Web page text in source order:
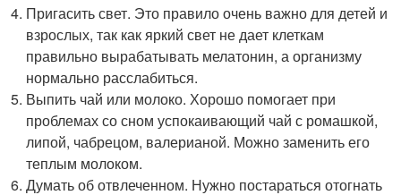
Пригасить свет. Это правило очень важно для детей и
взрослых, так как яркий свет не дает клеткам
правильно вырабатывать мелатонин, а организму
нормально расслабиться.
Выпить чай или молоко. Хорошо помогает при
проблемах со сном успокаивающий чай с ромашкой,
липой, чабрецом, валерианой. Можно заменить его
теплым молоком.
Думать об отвлеченном. Нужно постараться отогнать